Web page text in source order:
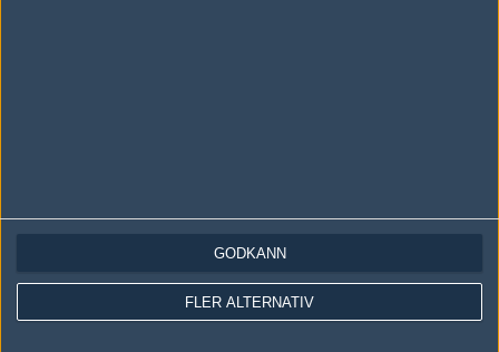
FLER ALTERNATIV
GODKÄNN
Kontakta